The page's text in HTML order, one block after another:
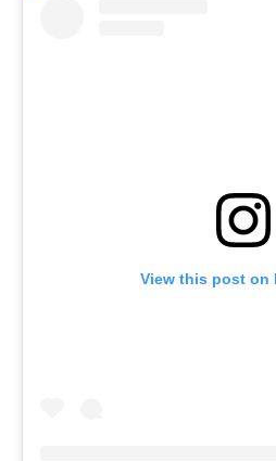
View this post on